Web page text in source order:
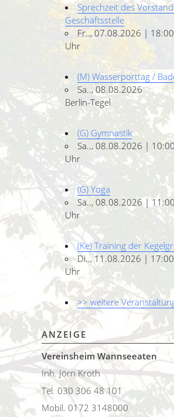
Sprechzeit des
Geschäftsstelle
Fr.., 07.08.2026 |
Uhr
(M) Wasserporttag /
Sa.., 08.08.2026
Berlin-Tegel
(G) Gymnastik
Sa.., 08.08.2026 |
Uhr
(G) Yoga
Sa.., 08.08.2026 |
Uhr
(Ke) Training der
Di.., 11.08.2026 |
Uhr
>> weitere
ANZEIGE
Vereinsheim Wannseeaten
Inh. Jörn Kroth
Tel. 030 306 48 101
Mobil. 0172 3148000